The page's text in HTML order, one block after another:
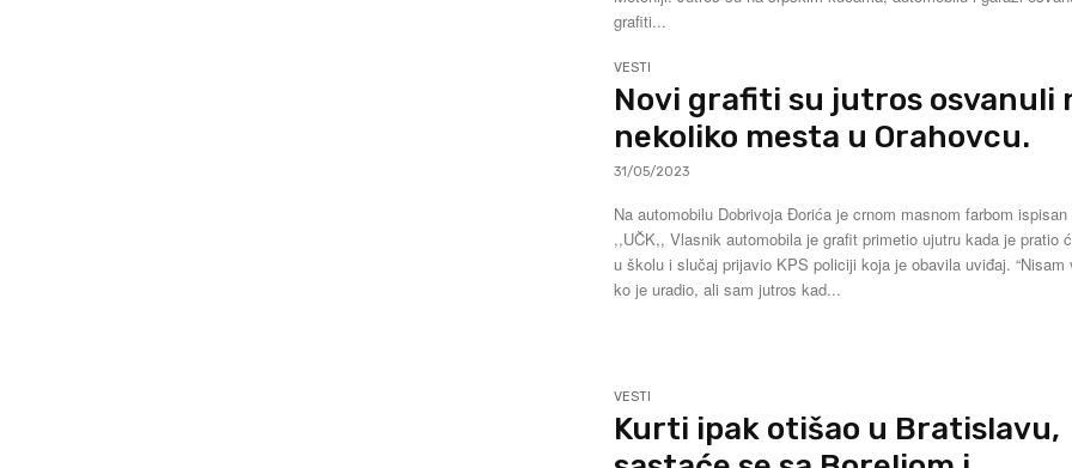
grafiti...
VESTI
Novi grafiti su jutros osvanuli
nekoliko mesta u Orahovcu.
31/05/2023
Na automobilu Dobrivoja Đorića je crnom masnom farbom ispisan
,,UČK,, Vlasnik automobila je grafit primetio ujutru kada je pratio ćerku
u školu i slučaj prijavio KPS policiji koja je obavila uviđaj. “Nisam video
ko je uradio, ali sam jutros kad...
VESTI
Kurti ipak otišao u Bratislavu,